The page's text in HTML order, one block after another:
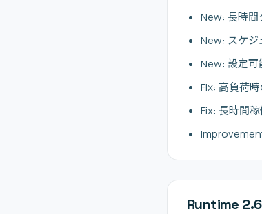
New: 長時間
New: スケジ
New: 設定
Fix: 高負荷
Fix: 長時間
Runtime